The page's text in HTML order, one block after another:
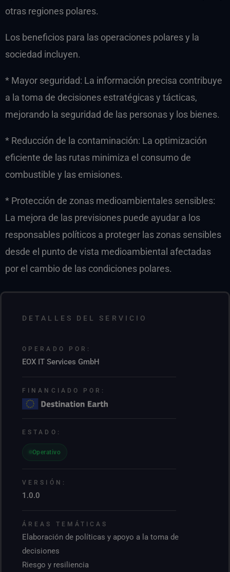
otras regiones polares.
Los beneficios para las operaciones polares y la
sociedad incluyen.
* Mayor seguridad: La información precisa contribuye
a la toma de decisiones estratégicas y tácticas,
mejorando la seguridad de las personas y los bienes.
* Reducción de la contaminación: La optimización
eficiente de las rutas minimiza el consumo de
combustible y las emisiones.
* Protección de zonas medioambientales sensibles:
La mejora de las previsiones puede ayudar a los
responsables políticos a proteger las zonas sensibles
desde el punto de vista medioambiental afectadas
por el cambio de las condiciones polares.
DETALLES DEL SERVICIO
OPERADO POR:
EOX IT Services GmbH
FINANCIADO POR:
ESTADO:
Operativo
VERSIÓN:
1.0.0
ÁREAS TEMÁTICAS
Elaboración de políticas y apoyo a la toma de
decisiones
Riesgo y resiliencia